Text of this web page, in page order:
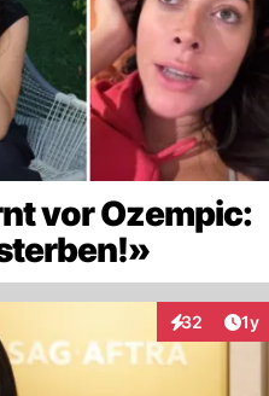
vor Ozempic:
32 1y